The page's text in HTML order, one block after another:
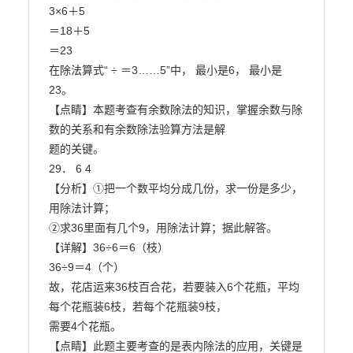
3×6＋5
＝18＋5
＝23
在除法算式“ ÷ ＝3……5”中， 最小是6， 最小是
23。
【点睛】本题考查有余数除法的知识，掌握余数与除
数的关系和有余数除法验算方法是解
题的关键。
29． 6 4
【分析】①把一个数平均分成几份，求一份是多少，
用除法计算；
②求36里面有几个9，用除法计算；据此解答。
【详解】36÷6＝6（枝）
36÷9＝4（个）
故，花店运来36枝百合花，若要装入6个花瓶，平均
每个花瓶装6枝，若每个花瓶装9枝，
需要4个花瓶。
【点睛】此题主要考查的是表内除法的应用，关键是